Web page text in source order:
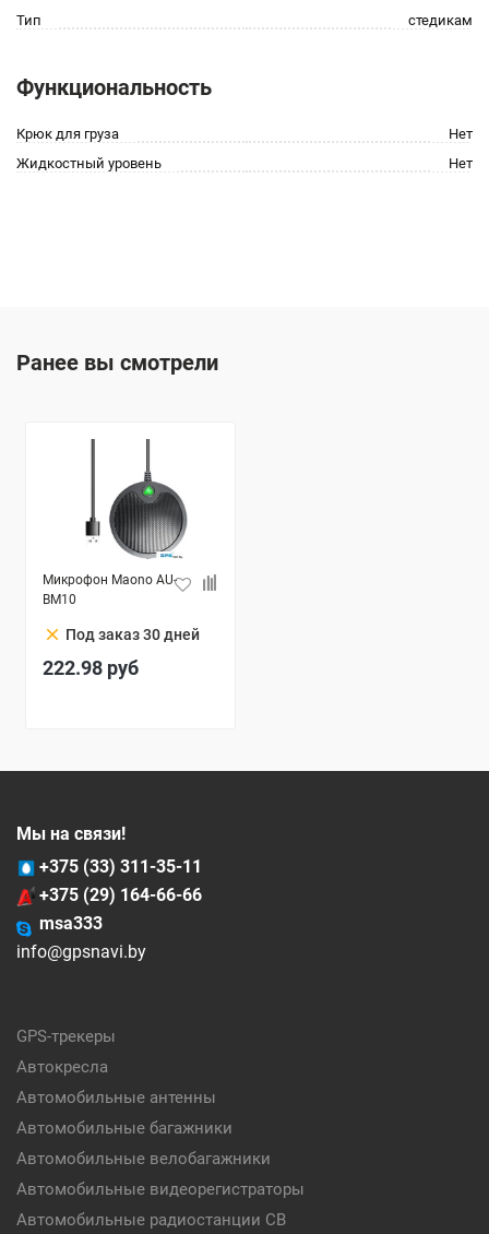
Тип
стедикам
Функциональность
Крюк для груза
Нет
Жидкостный уровень
Нет
Ранее вы смотрели
Микрофон Maono AU-
BM10
clear Под заказ 30 дней
222.98 руб
Мы на связи!
+375 (33) 311-35-11
+375 (29) 164-66-66
msa333
info@gpsnavi.by
GPS-трекеры
Автокресла
Автомобильные антенны
Автомобильные багажники
Автомобильные велобагажники
Автомобильные видеорегистраторы
Автомобильные радиостанции CB